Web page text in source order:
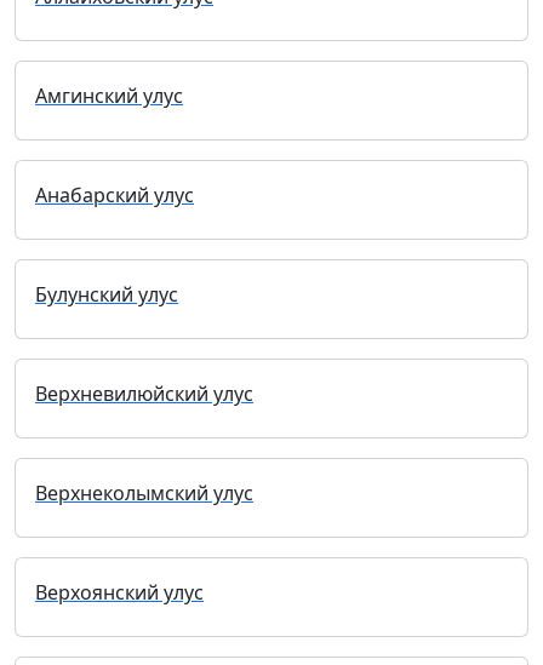
Амгинский улус
Анабарский улус
Булунский улус
Верхневилюйский улус
Верхнеколымский улус
Верхоянский улус